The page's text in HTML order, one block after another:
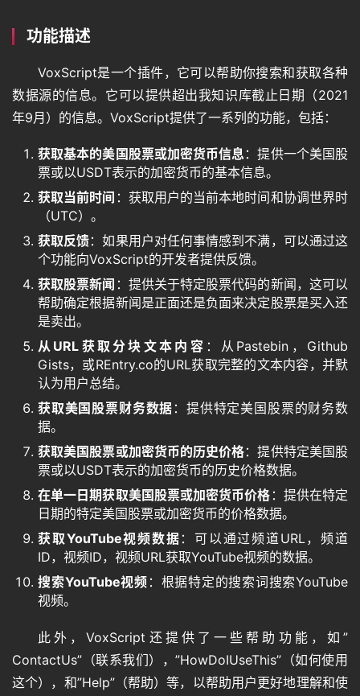
功能描述
VoxScript是一个插件，它可以帮助你搜索和获取各种
数据源的信息。它可以提供超出我知识库截止日期（2021
年9月）的信息。VoxScript提供了一系列的功能，包括：
获取基本的美国股票或加密货币信息：提供一个美国股
票或以USDT表示的加密货币的基本信息。
获取当前时间 ：获取用户的当前本地时间和协调世界时
（UTC）。
获取反馈：如果用户对任何事情感到不满，可以通过这
个功能向VoxScript的开发者提供反馈。
获取股票新闻 ：提供关于特定股票代码的新闻，这可以
帮助确定根据新闻是正面还是负面来决定股票是买入还
是卖出。
从URL获取分块文本内容 ：从Pastebin，Github
Gists，或REntry.co的URL获取完整的文本内容，并默
认为用户总结。
获取美国股票财务数据 ：提供特定美国股票的财务数
据。
获取美国股票或加密货币的历史价格：提供特定美国股
票或以USDT表示的加密货币的历史价格数据。
在单一日期获取美国股票或加密货币价格 ：提供在特定
日期的特定美国股票或加密货币的价格数据。
获取YouTube视频数据 ：可以通过频道URL，频道
ID，视频ID，视频URL获取YouTube视频的数据。
搜索YouTube视频 ：根据特定的搜索词搜索YouTube
视频。
此外，VoxScript还提供了一些帮助功能，如”
ContactUs”（联系我们），”HowDoIUseThis”（如何使用
这个），和”Help”（帮助）等，以帮助用户更好地理解和使